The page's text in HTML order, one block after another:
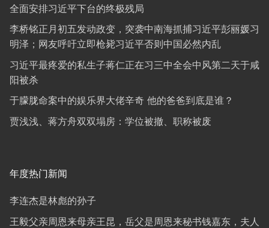
全面安排习近平下台的终极残局
李桥铭正月初五发动政变，突袭中南海抓捕习近平彭丽媛习
明泽；网友呼吁立即枪毙习近平否则中国必然内乱
习近平最疼爱的私生子蒋仁正在习三中全会中风第二天于咸
阳被杀
于朦胧命案中的娱乐界大佬辛奇 他的爸爸到底是谁？
贾浅浅、蒋方舟双双塌房：学位被撤、职称被废
年度热门新闻
李连杰是林彪的孙子
王毅父亲周恩来母亲王昆，岳父是周恩来秘书钱嘉东，夫人